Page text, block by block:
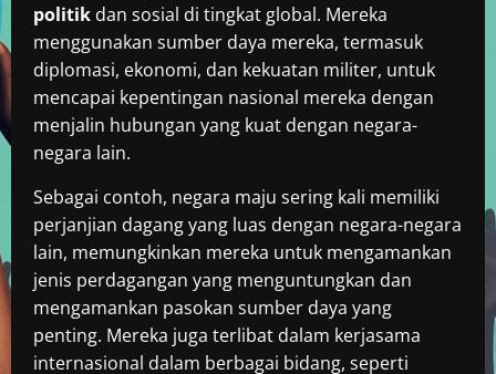
politik dan sosial di tingkat global. Mereka
menggunakan sumber daya mereka, termasuk
diplomasi, ekonomi, dan kekuatan militer, untuk
mencapai kepentingan nasional mereka dengan
menjalin hubungan yang kuat dengan negara-
negara lain.
Sebagai contoh, negara maju sering kali memiliki
perjanjian dagang yang luas dengan negara-negara
lain, memungkinkan mereka untuk mengamankan
jenis perdagangan yang menguntungkan dan
mengamankan pasokan sumber daya yang
penting. Mereka juga terlibat dalam kerjasama
internasional dalam berbagai bidang, seperti